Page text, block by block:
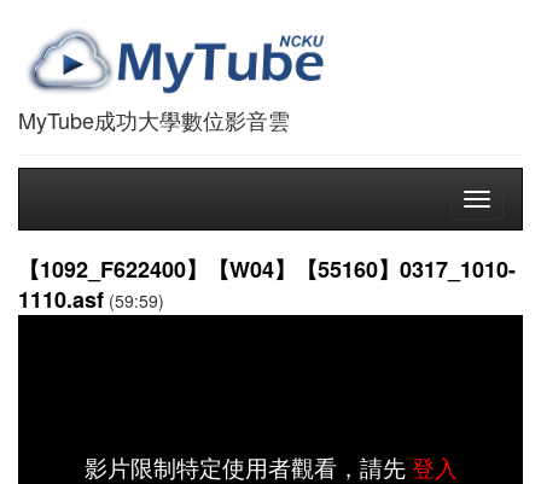
MyTube成功大學數位影音雲
Toggle
【1092_F622400】【W04】【55160】0317_1010-
1110.asf (59:59)
影片限制特定使用者觀看，請先登入